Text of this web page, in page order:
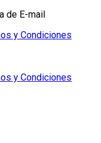
de E-mail
y Condiciones
y Condiciones